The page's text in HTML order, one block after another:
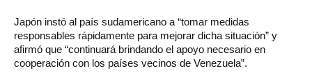
Japón instó al país sudamericano a “tomar medidas
responsables rápidamente para mejorar dicha situación” y
afirmó que “continuará brindando el apoyo necesario en
cooperación con los países vecinos de Venezuela”.